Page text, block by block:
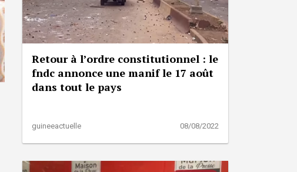
Retour à l’ordre constitutionnel : le
fndc annonce une manif le 17 août
dans tout le pays
guineeactuelle 08/08/2022